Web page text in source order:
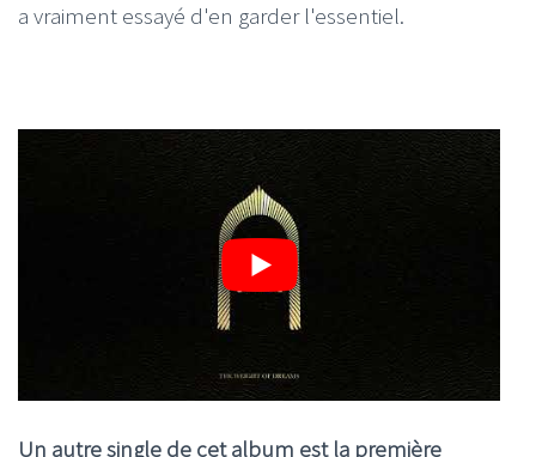
a vraiment essayé d'en garder l'essentiel.
Un autre single de cet album est la première